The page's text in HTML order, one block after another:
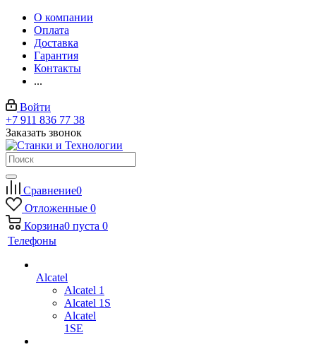
О компании
Оплата
Доставка
Гарантия
Контакты
...
Войти
+7 911 836 77 38
Заказать звонок
Сравнение0
Отложенные 0
Корзина0 пуста 0
Телефоны
Alcatel
Alcatel 1
Alcatel 1S
Alcatel
1SE